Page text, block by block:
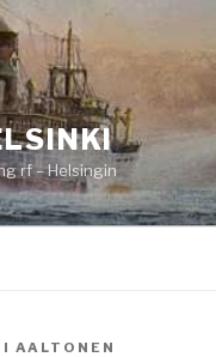
rf – Helsingin
AALTONEN